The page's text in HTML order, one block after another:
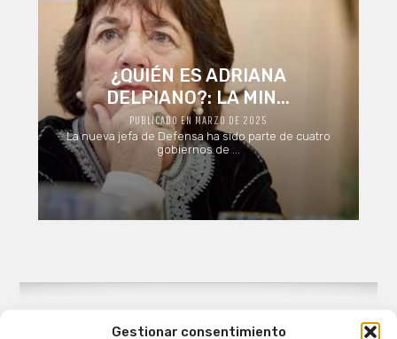
Gestionar consentimiento
¿QUIÉN ES ADRIANA
DELPIANO?: LA MIN...
PUBLICADO EN MARZO DE 2025
La nueva jefa de Defensa ha sido parte de cuatro
gobiernos de ...